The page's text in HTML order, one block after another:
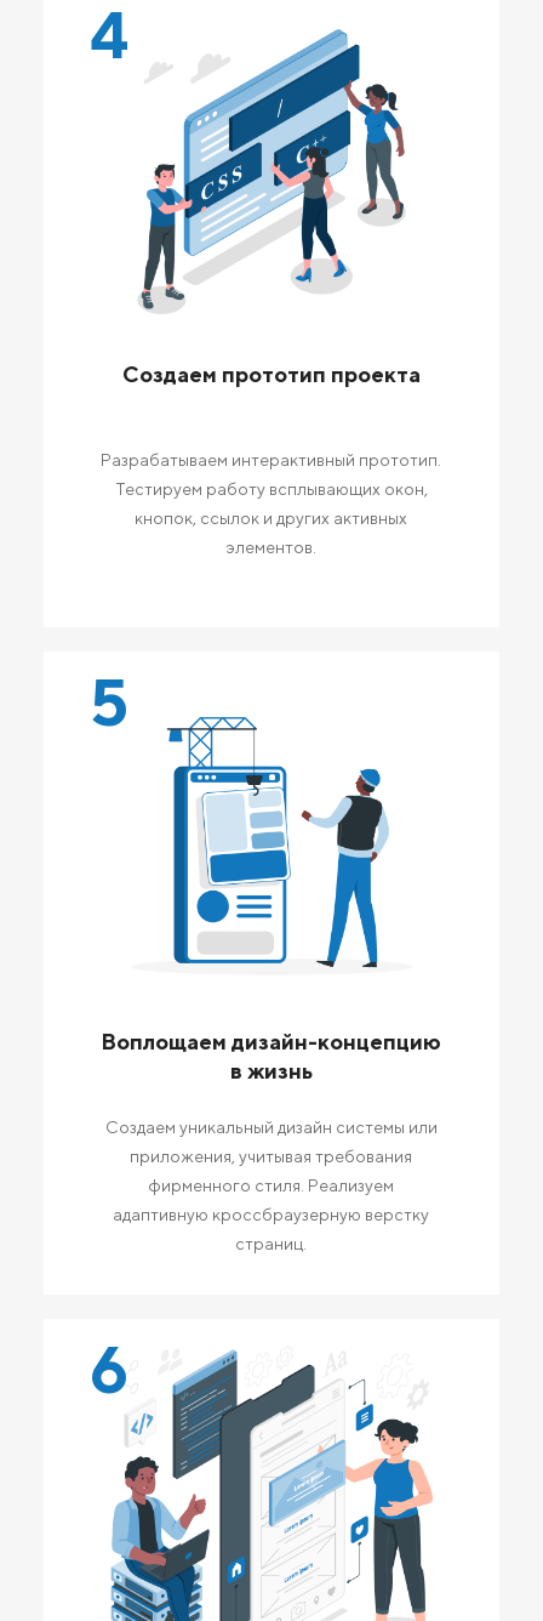
4
Создаем прототип проекта
Разрабатываем интерактивный прототип.
Тестируем работу всплывающих окон,
кнопок, ссылок и других активных
элементов.
5
Воплощаем дизайн-концепцию
в жизнь
Создаем уникальный дизайн системы или
приложения, учитывая требования
фирменного стиля. Реализуем
адаптивную кроссбраузерную верстку
страниц.
6